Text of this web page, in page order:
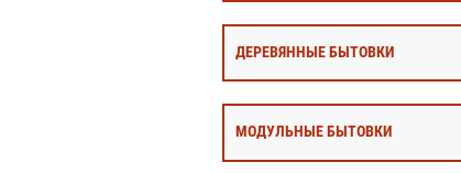
ДЕРЕВЯННЫЕ БЫТОВКИ
МОДУЛЬНЫЕ БЫТОВКИ